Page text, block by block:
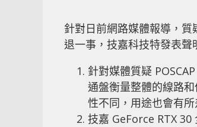
針對日前網路媒體報導，質
退一事，技嘉科技特發表聲
針對媒體質疑
通盤衡量整體的線路
性不同，用途也會有
技嘉 GeForce RTX